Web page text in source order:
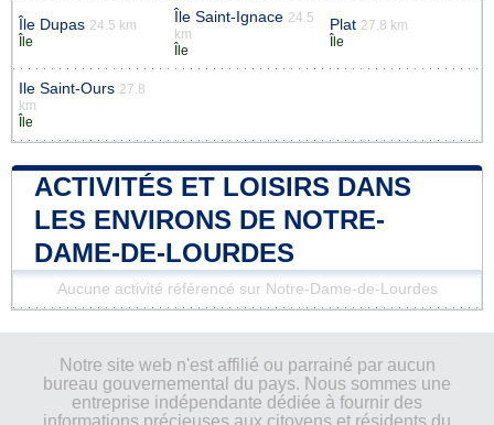
Île Dupas 24.5 km
Île
Île Saint-Ignace 24.5
km
Île
Plat 27.8 km
Île
Ile Saint-Ours 27.8
km
Île
ACTIVITÉS ET LOISIRS DANS
LES ENVIRONS DE NOTRE-
DAME-DE-LOURDES
Aucune activité référencé sur Notre-Dame-de-Lourdes
Notre site web n'est affilié ou parrainé par aucun
bureau gouvernemental du pays. Nous sommes une
entreprise indépendante dédiée à fournir des
informations précieuses aux citoyens et résidents du